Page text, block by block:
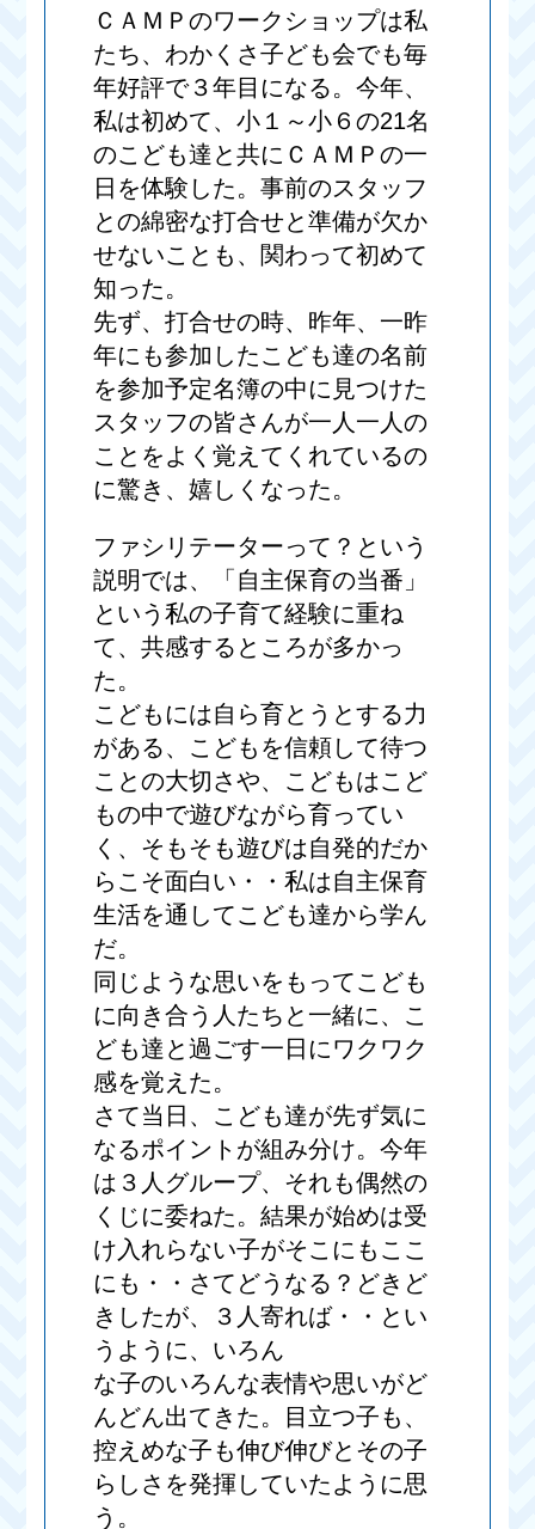
ＣＡＭＰのワークショップは私
たち、わかくさ子ども会でも毎
年好評で３年目になる。今年、
私は初めて、小１～小６の21名
のこども達と共にＣＡＭＰの一
日を体験した。事前のスタッフ
との綿密な打合せと準備が欠か
せないことも、関わって初めて
知った。
先ず、打合せの時、昨年、一昨
年にも参加したこども達の名前
を参加予定名簿の中に見つけた
スタッフの皆さんが一人一人の
ことをよく覚えてくれているの
に驚き、嬉しくなった。
ファシリテーターって？という
説明では、「自主保育の当番」
という私の子育て経験に重ね
て、共感するところが多かっ
た。
こどもには自ら育とうとする力
がある、こどもを信頼して待つ
ことの大切さや、こどもはこど
もの中で遊びながら育ってい
く、そもそも遊びは自発的だか
らこそ面白い・・私は自主保育
生活を通してこども達から学ん
だ。
同じような思いをもってこども
に向き合う人たちと一緒に、こ
ども達と過ごす一日にワクワク
感を覚えた。
さて当日、こども達が先ず気に
なるポイントが組み分け。今年
は３人グループ、それも偶然の
くじに委ねた。結果が始めは受
け入れらない子がそこにもここ
にも・・さてどうなる？どきど
きしたが、３人寄れば・・とい
うように、いろん
な子のいろんな表情や思いがど
んどん出てきた。目立つ子も、
控えめな子も伸び伸びとその子
らしさを発揮していたように思
う。